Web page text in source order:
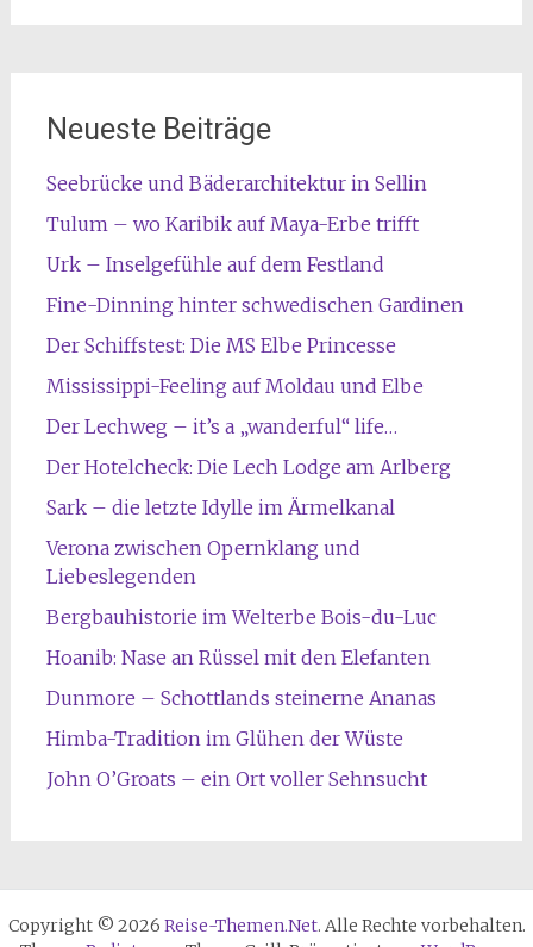
Neueste Beiträge
Seebrücke und Bäderarchitektur in Sellin
Tulum – wo Karibik auf Maya-Erbe trifft
Urk – Inselgefühle auf dem Festland
Fine-Dinning hinter schwedischen Gardinen
Der Schiffstest: Die MS Elbe Princesse
Mississippi-Feeling auf Moldau und Elbe
Der Lechweg – it’s a „wanderful“ life…
Der Hotelcheck: Die Lech Lodge am Arlberg
Sark – die letzte Idylle im Ärmelkanal
Verona zwischen Opernklang und
Liebeslegenden
Bergbauhistorie im Welterbe Bois-du-Luc
Hoanib: Nase an Rüssel mit den Elefanten
Dunmore – Schottlands steinerne Ananas
Himba-Tradition im Glühen der Wüste
John O’Groats – ein Ort voller Sehnsucht
Copyright © 2026 Reise-Themen.Net. Alle Rechte vorbehalten.